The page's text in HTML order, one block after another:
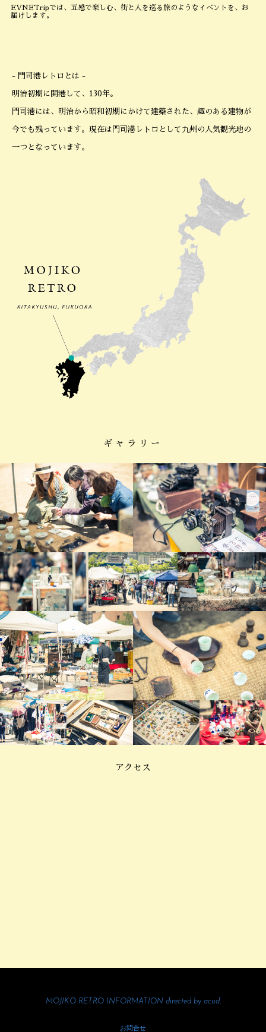
EVNETripでは、五感で楽しむ、街と人を巡る旅のようなイベントを、お
届けします。
- 門司港レトロとは -
明治初期に開港して、130年。
門司港には、明治から昭和初期にかけて建築された、趣のある建物が
今でも残っています。現在は門司港レトロとして九州の人気観光地の
一つとなっています。
ギャラリー
アクセス
MOJIKO RETRO INFORMATION directed by acud.
お問合せ